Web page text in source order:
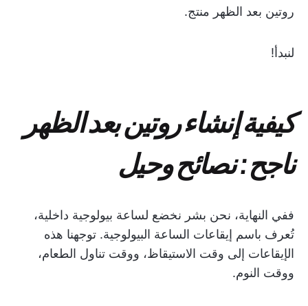
روتين بعد الظهر منتج.
لنبدأ!
كيفية إنشاء روتين بعد الظهر
ناجح: نصائح وحيل
ففي النهاية، نحن بشر نخضع لساعة بيولوجية داخلية،
تُعرف باسم إيقاعات الساعة البيولوجية. توجهنا هذه
الإيقاعات إلى وقت الاستيقاظ، ووقت تناول الطعام،
ووقت النوم.